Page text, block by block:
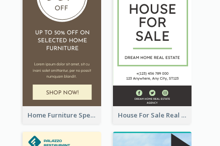
Home Furniture Special Sale Wide Skyscraper Banner House For Sale Real Estate Agent Wide Skyscraper Banner